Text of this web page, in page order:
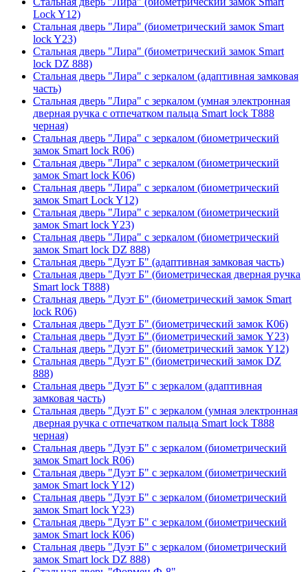
Lock Y12)
Стальная дверь "Лира" (биометрический замок Smart
lock Y23)
Стальная дверь "Лира" (биометрический замок Smart
lock DZ 888)
Стальная дверь "Лира" с зеркалом (адаптивная замковая
часть)
Стальная дверь "Лира" с зеркалом (умная электронная
дверная ручка с отпечатком пальца Smart lock T888
черная)
Стальная дверь "Лира" с зеркалом (биометрический
замок Smart lock R06)
Стальная дверь "Лира" с зеркалом (биометрический
замок Smart lock K06)
Стальная дверь "Лира" с зеркалом (биометрический
замок Smart Lock Y12)
Стальная дверь "Лира" с зеркалом (биометрический
замок Smart lock Y23)
Стальная дверь "Лира" с зеркалом (биометрический
замок Smart lock DZ 888)
Стальная дверь "Дуэт Б" (адаптивная замковая часть)
Стальная дверь "Дуэт Б" (биометрическая дверная ручка
Smart lock T888)
Стальная дверь "Дуэт Б" (биометрический замок Smart
lock R06)
Стальная дверь "Дуэт Б" (биометрический замок К06)
Стальная дверь "Дуэт Б" (биометрический замок Y23)
Стальная дверь "Дуэт Б" (биометрический замок Y12)
Стальная дверь "Дуэт Б" (биометрический замок DZ
888)
Стальная дверь "Дуэт Б" с зеркалом (адаптивная
замковая часть)
Стальная дверь "Дуэт Б" с зеркалом (умная электронная
дверная ручка с отпечатком пальца Smart lock T888
черная)
Стальная дверь "Дуэт Б" с зеркалом (биометрический
замок Smart lock R06)
Стальная дверь "Дуэт Б" с зеркалом (биометрический
замок Smart lock Y12)
Стальная дверь "Дуэт Б" с зеркалом (биометрический
замок Smart lock Y23)
Стальная дверь "Дуэт Б" с зеркалом (биометрический
замок Smart lock К06)
Стальная дверь "Дуэт Б" с зеркалом (биометрический
замок Smart lock DZ 888)